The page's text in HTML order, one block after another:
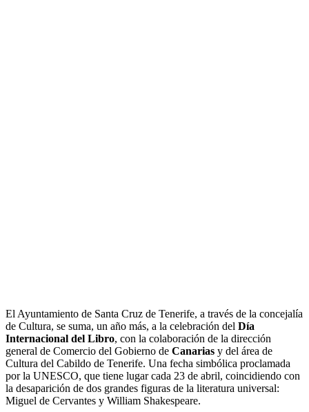
El Ayuntamiento de Santa Cruz de Tenerife, a través de la concejalía
de Cultura, se suma, un año más, a la celebración del Día
Internacional del Libro, con la colaboración de la dirección
general de Comercio del Gobierno de Canarias y del área de
Cultura del Cabildo de Tenerife. Una fecha simbólica proclamada
por la UNESCO, que tiene lugar cada 23 de abril, coincidiendo con
la desaparición de dos grandes figuras de la literatura universal:
Miguel de Cervantes y William Shakespeare.